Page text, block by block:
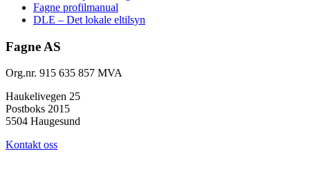
Fagne profilmanual
DLE – Det lokale eltilsyn
Fagne AS
Org.nr. 915 635 857 MVA
Haukelivegen 25
Postboks 2015
5504 Haugesund
Kontakt oss